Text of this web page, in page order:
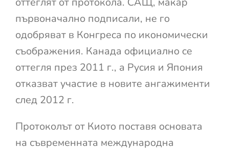
първоначално подписали, не го
одобряват в Конгреса по икономически
съображения. Канада официално се
оттегля през 2011 г., а Русия и Япония
отказват участие в новите ангажименти
след 2012 г.
Протоколът от Киото поставя основата
на съвременната международна